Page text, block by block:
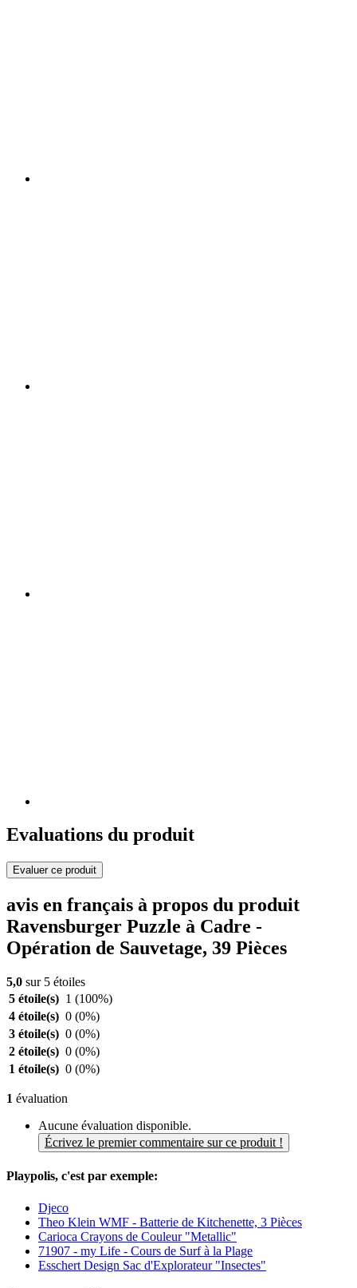
Evaluations du produit
Evaluer ce produit
avis en français à propos du produit
Ravensburger Puzzle à Cadre -
Opération de Sauvetage, 39 Pièces
5,0 sur 5 étoiles
5 étoile(s) 1 (100%)
4 étoile(s) 0 (0%)
3 étoile(s) 0 (0%)
2 étoile(s) 0 (0%)
1 étoile(s) 0 (0%)
1 évaluation
Aucune évaluation disponible.
Écrivez le premier commentaire sur ce produit !
Playpolis, c'est par exemple:
Djeco
Theo Klein WMF - Batterie de Kitchenette, 3 Pièces
Carioca Crayons de Couleur "Metallic"
71907 - my Life - Cours de Surf à la Plage
Esschert Design Sac d'Explorateur "Insectes"